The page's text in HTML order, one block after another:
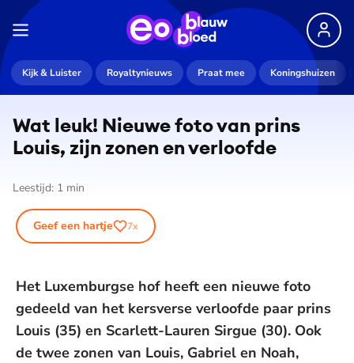
Kijk & Luister Royaltynieuws Praat mee Koningshuizen
Wat leuk! Nieuwe foto van prins
Louis, zijn zonen en verloofde
Leestijd: 1 min
Geef een hartje 7x
Het Luxemburgse hof heeft een nieuwe foto
gedeeld van het kersverse verloofde paar prins
Louis (35) en Scarlett-Lauren Sirgue (30). Ook
de twee zonen van Louis, Gabriel en Noah,